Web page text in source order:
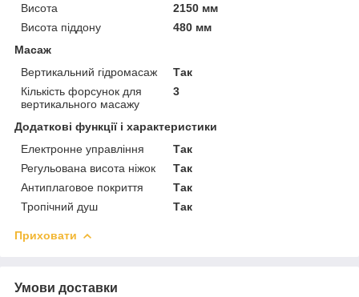
Висота
2150 мм
Висота піддону
480 мм
Масаж
Вертикальний гідромасаж
Так
Кількість форсунок для
вертикального масажу
3
Додаткові функції і характеристики
Електронне управління
Так
Регульована висота ніжок
Так
Антиплаговое покриття
Так
Тропічний душ
Так
Приховати
Умови доставки